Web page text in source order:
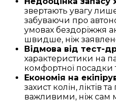
звертають увагу
забуваючи про
умовах бездоріжжя
швидше, ніж
Відмова від тест-
характеристики на
комфортної посадки
Економія на
захист колін, ліктів
важливими, ніж сам